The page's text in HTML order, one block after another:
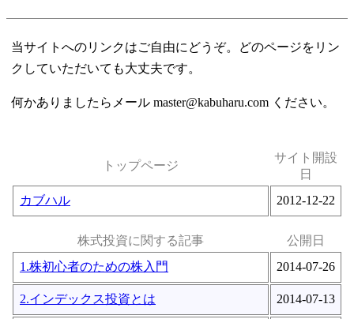
当サイトへのリンクはご自由にどうぞ。どのページをリン
クしていただいても大丈夫です。
何かありましたらメール master@kabuharu.com ください。
トップページ
サイト開設
日
カブハル
2012-12-22
株式投資に関する記事
公開日
1.株初心者のための株入門
2014-07-26
2.インデックス投資とは 2014-07-13